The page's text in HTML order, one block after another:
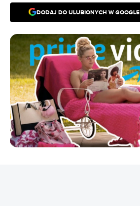
DODAJ DO ULUBIONYCH W GOOGLE